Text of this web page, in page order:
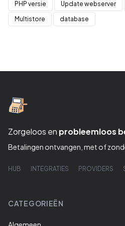
PHP versie Update webserver
Multistore database
Zorgeloos en probleemloos
Betalingen ontvangen, met of
HUB INTEGRATIES PROVIDERS
CATEGORIEËN